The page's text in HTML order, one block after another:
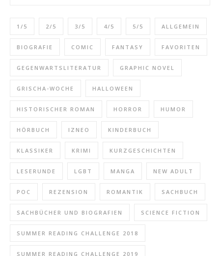
1/5 2/5 3/5 4/5 5/5 ALLGEMEIN
BIOGRAFIE COMIC FANTASY FAVORITEN
GEGENWARTSLITERATUR GRAPHIC NOVEL
GRISCHA-WOCHE HALLOWEEN
HISTORISCHER ROMAN HORROR HUMOR
HÖRBUCH IZNEO KINDERBUCH
KLASSIKER KRIMI KURZGESCHICHTEN
LESERUNDE LGBT MANGA NEW ADULT
POC REZENSION ROMANTIK SACHBUCH
SACHBÜCHER UND BIOGRAFIEN SCIENCE FICTION
SUMMER READING CHALLENGE 2018
SUMMER READING CHALLENGE 2019